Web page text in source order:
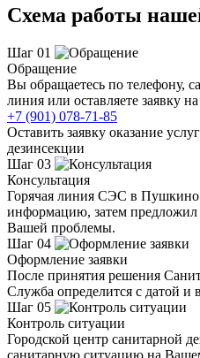
Схема работы
Шаг 01
Обращение
Вы обращаетесь по телефону,
линия или оставляете заявку
+7 (901) 078-71-85
Оставить заявку оказание
дезинсекции
Шаг 03
Консультация
Горячая линия СЭС в Пушкино
информацию, затем
Вашей проблемы.
Шаг 04
Оформление заявки
После принятия решения
Служба определится с датой и
Шаг 05
Контроль ситуации
Городской центр санитарной
санитарную ситуацию на